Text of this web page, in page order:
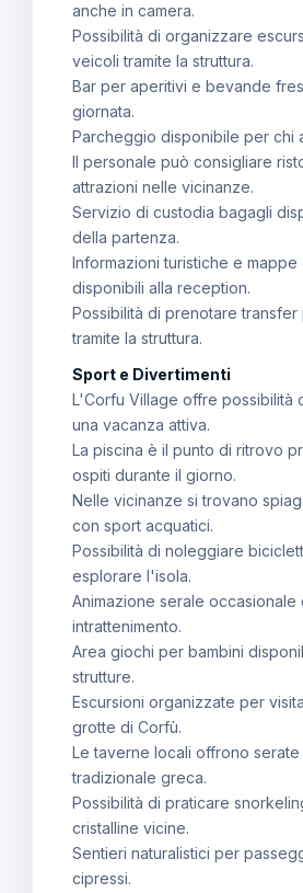
anche in camera.
Possibilità di organizzare
veicoli tramite la struttura.
Bar per aperitivi e bevande
giornata.
Parcheggio disponibile per chi
Il personale può consigliare
attrazioni nelle vicinanze.
Servizio di custodia bagagli
della partenza.
Informazioni turistiche e
disponibili alla reception.
Possibilità di prenotare
tramite la struttura.
Sport e Divertimenti
L'Corfu Village offre possibilità
una vacanza attiva.
La piscina è il punto di ritrovo
ospiti durante il giorno.
Nelle vicinanze si trovano
con sport acquatici.
Possibilità di noleggiare
esplorare l'isola.
Animazione serale occasionale
intrattenimento.
Area giochi per bambini
strutture.
Escursioni organizzate per
grotte di Corfù.
Le taverne locali offrono serate
tradizionale greca.
Possibilità di praticare
cristalline vicine.
Sentieri naturalistici per
cipressi.